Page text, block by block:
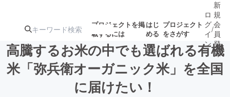
プロジェクトを掲
載するには
はじ
める
プロジェクト
をさがす
注目の新着プロ募集終了が近いプ
ロ
グ
イ
ン
/
新
規
会
員
登
録
高騰するお米の中でも選ばれる有機
米「弥兵衛オーガニック米」を全国
に届けたい！